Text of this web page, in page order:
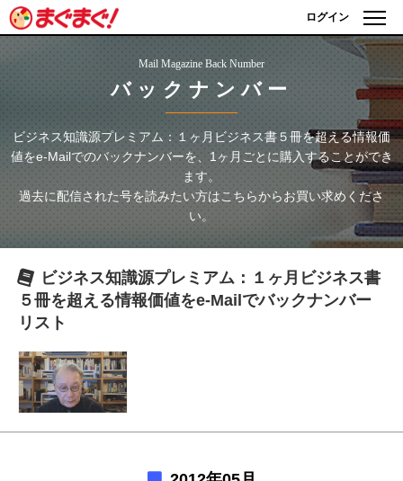
ログイン
Mail Magazine Back Number
バックナンバー
ビジネス知識源プレミアム：１ヶ月ビジネス書５冊を超える情報価
値をe-Mailでのバックナンバーを、1ヶ月ごとに購入することができ
ます。
過去に配信された号を読みたい方はこちらからお買い求めくださ
い。
ビジネス知識源プレミアム：１ヶ月ビジネス書
５冊を超える情報価値をe-Mailでバックナンバー
リスト